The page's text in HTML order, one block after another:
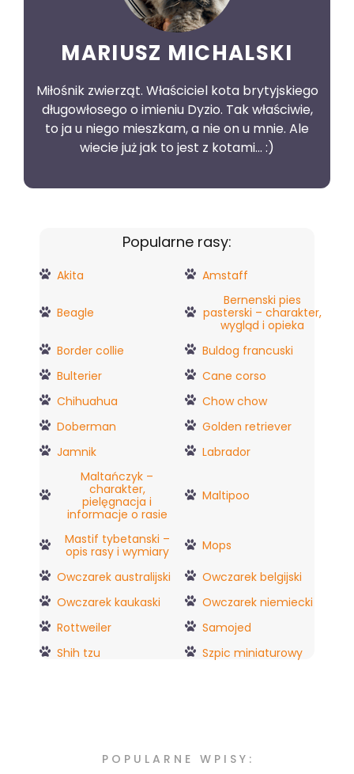
MARIUSZ MICHALSKI
Miłośnik zwierząt. Właściciel kota brytyjskiego
długowłosego o imieniu Dyzio. Tak właściwie,
to ja u niego mieszkam, a nie on u mnie. Ale
wiecie już jak to jest z kotami... :)
Popularne rasy:
Akita Amstaff
Beagle
Bernenski pies
pasterski – charakter,
wygląd i opieka
Border collie
Buldog francuski
Bulterier
Cane corso
Chihuahua
Chow chow
Doberman
Golden retriever
Jamnik
Labrador
Maltańczyk –
charakter,
pielęgnacja i
informacje o rasie
Maltipoo
Mastif tybetanski –
opis rasy i wymiary
Mops
Owczarek australijski
Owczarek belgijski
Owczarek kaukaski
Owczarek niemiecki
Rottweiler
Samojed
Shih tzu
Szpic miniaturowy
POPULARNE WPISY: